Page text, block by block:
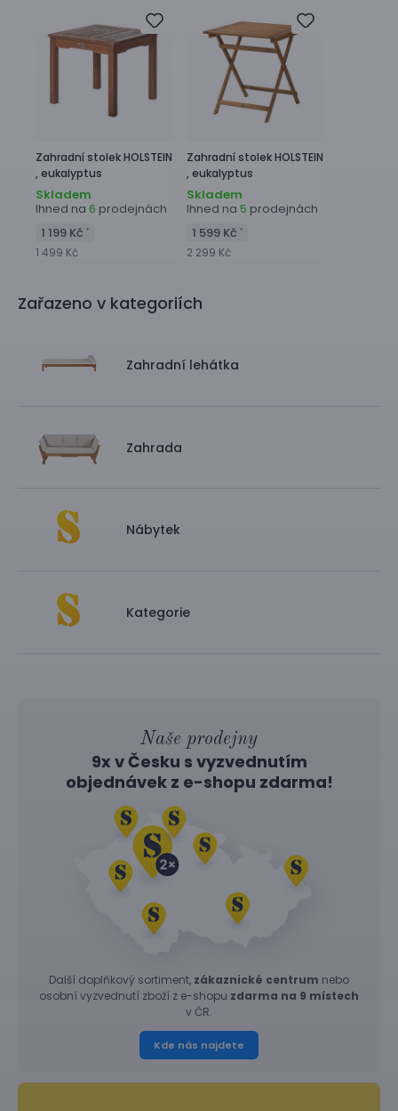
Zahradní stolekHOLSTEIN
, eukalyptus
Skladem
Ihned na 6 prodejnách
1 199 Kč *
1 499 Kč
Zahradní stolekHOLSTEIN
, eukalyptus
Skladem
Ihned na 5 prodejnách
1 599 Kč *
2 299 Kč
Zařazeno v kategoriích
Zahradní lehátka
Zahrada
Nábytek
Kategorie
Naše prodejny
9x v Česku s vyzvednutím
objednávek z e-shopu zdarma!
Další doplňkový sortiment, zákaznické centrum nebo
osobní vyzvednutí zboží z e-shopu zdarma na 9 místech
v ČR.
Kde nás najdete